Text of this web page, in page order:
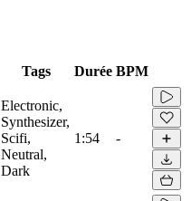
Tags Durée BPM
Electronic,
Synthesizer,
Scifi,
Neutral,
Dark
1:54 -